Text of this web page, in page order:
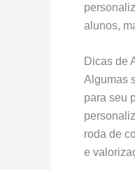
alunos,
Dicas de
Algumas
para seu
roda de
e